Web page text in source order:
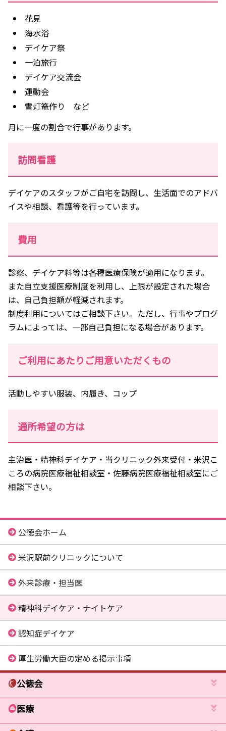
花見
海水浴
デイケア祭
一泊旅行
デイケア交流会
運動会
雪灯篭作り など
月に一度の割合で行事があります。
訪問看護
デイケアのスタッフがご自宅を訪問し、生活面でのアドバ
イスや相談、看護等を行っています。
費用
診察、デイケア料等は各種医療保険が適用になります。
また自立支援医療制度を利用し、上限が設定された場合
は、自己負担額が軽減されます。
制度利用についてはご相談下さい。ただし、行事やプログ
ラムによっては、一部自己負担になる場合があります。
ご利用にあたりご用意いただくもの
活動しやすい服装、内履き、コップ
通所希望の方は
主治医・精神科デイケア・当クリニック外来受付・米沢こ
ころの病院医療福祉相談室・佐藤病院医療福祉相談室にご
相談下さい。
公徳会ホーム
米沢駅前クリニックについて
外来診療・担当医
精神科デイケア・ナイトケア
認知症デイケア
厚生労働大臣の定める掲示事項
公徳会
医療